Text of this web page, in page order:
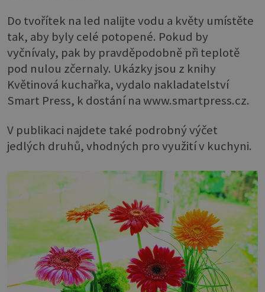
Do tvořítek na led nalijte vodu a květy umístěte
tak, aby byly celé potopené. Pokud by
vyčnívaly, pak by pravděpodobně při teplotě
pod nulou zčernaly. Ukázky jsou z knihy
Květinová kuchařka, vydalo nakladatelství
Smart Press, k dostání na www.smartpress.cz.
V publikaci najdete také podrobný výčet
jedlých druhů, vhodných pro využití v kuchyni.